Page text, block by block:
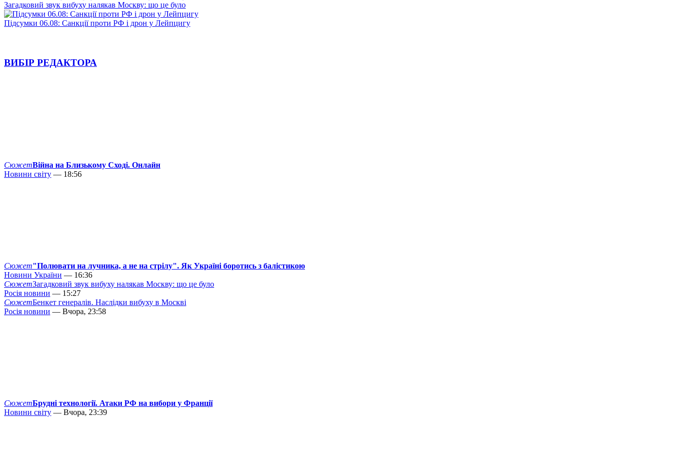
Загадковий звук вибуху налякав Москву: що це було
Підсумки 06.08: Санкції проти РФ і дрон у Лейпцигу
ВИБІР РЕДАКТОРА
СюжетВійна на Близькому Сході. Онлайн
Новини світу — 18:56
Сюжет"Полювати на лучника, а не на стрілу". Як Україні боротись з балістикою
Новини України — 16:36
СюжетЗагадковий звук вибуху налякав Москву: що це було
Росія новини — 15:27
СюжетБенкет генералів. Наслідки вибуху в Москві
Росія новини — Вчора, 23:58
СюжетБрудні технології. Атаки РФ на вибори у Франції
Новини світу — Вчора, 23:39